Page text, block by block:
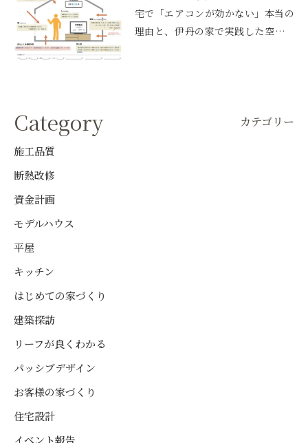
宅で「エアコンが効かない」本当の
理由と、伊丹の家で実践した空調設
Category カテゴリー
施工品質
断熱改修
資金計画
モデルハウス
平屋
キッチン
はじめての家づくり
建築探訪
リーフが良くわかる
パッシブデザイン
お客様の家づくり
住宅設計
イベント報告